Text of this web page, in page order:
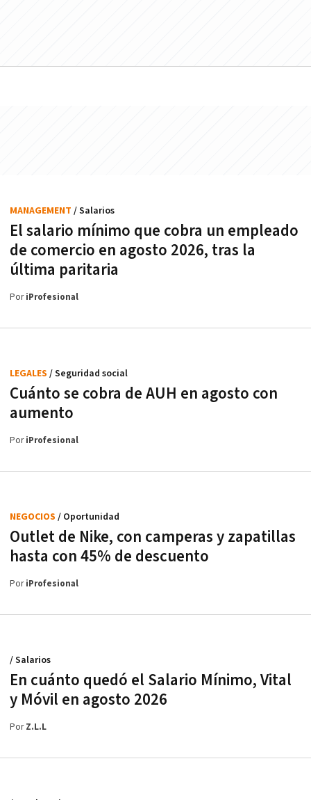
El salario mínimo que cobra un empleado
de comercio en agosto 2026, tras la
última paritaria
MANAGEMENT / Salarios
PoriProfesional
Cuánto se cobra de AUH en agosto con
aumento
LEGALES / Seguridad social
PoriProfesional
Outlet de Nike, con camperas y zapatillas
hasta con 45% de descuento
NEGOCIOS / Oportunidad
PoriProfesional
En cuánto quedó el Salario Mínimo, Vital
y Móvil en agosto 2026
/ Salarios
PorZ.L.L